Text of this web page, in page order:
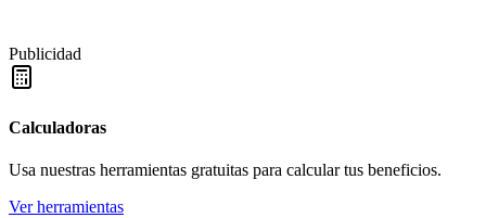
Publicidad
Calculadoras
Usa nuestras herramientas gratuitas para calcular tus beneficios.
Ver herramientas